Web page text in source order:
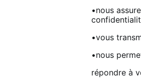
•nous
•vous
•nous
répondre à